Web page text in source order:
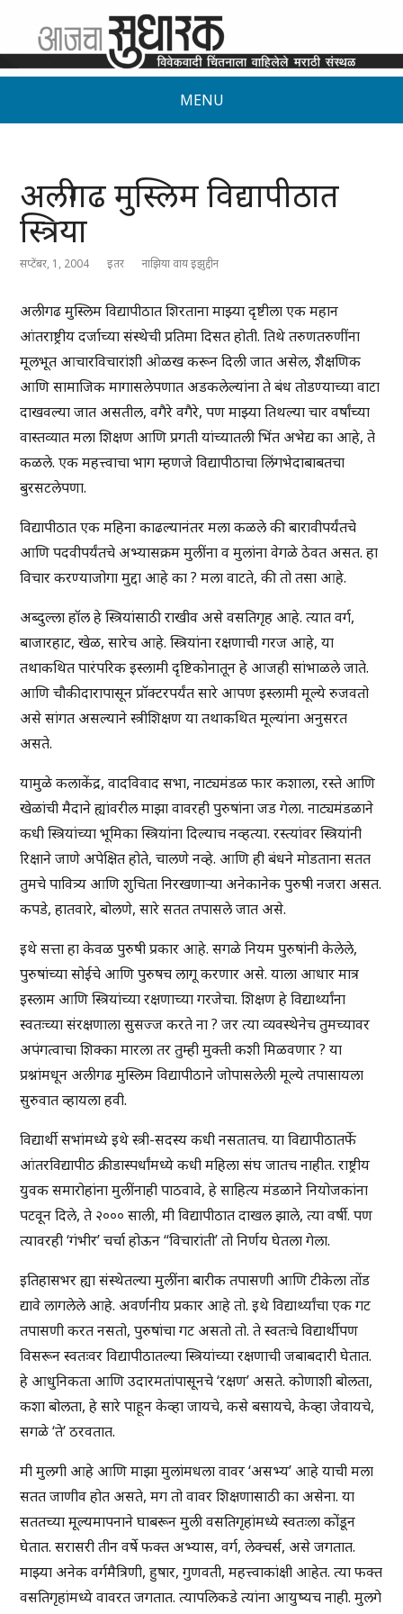
MENU
अलीगढ मुस्लिम विद्यापीठात
स्त्रिया
सप्टेंबर, 1, 2004 इतर नाझिया वाय इझुद्दीन
अलीगढ मुस्लिम विद्यापीठात शिरताना माझ्या दृष्टीला एक महान
आंतराष्ट्रीय दर्जाच्या संस्थेची प्रतिमा दिसत होती. तिथे तरुणतरुणींना
मूलभूत आचारविचारांशी ओळख करून दिली जात असेल, शैक्षणिक
आणि सामाजिक मागासलेपणात अडकलेल्यांना ते बंध तोडण्याच्या वाटा
दाखवल्या जात असतील, वगैरे वगैरे, पण माझ्या तिथल्या चार वर्षांच्या
वास्तव्यात मला शिक्षण आणि प्रगती यांच्यातली भिंत अभेद्य का आहे, ते
कळले. एक महत्त्वाचा भाग म्हणजे विद्यापीठाचा लिंगभेदाबाबतचा
बुरसटलेपणा.
विद्यापीठात एक महिना काढल्यानंतर मला कळले की बारावीपर्यंतचे
आणि पदवीपर्यंतचे अभ्यासक्रम मुलींना व मुलांना वेगळे ठेवत असत. हा
विचार करण्याजोगा मुद्दा आहे का ? मला वाटते, की तो तसा आहे.
अब्दुल्ला हॉल हे स्त्रियांसाठी राखीव असे वसतिगृह आहे. त्यात वर्ग,
बाजारहाट, खेळ, सारेच आहे. स्त्रियांना रक्षणाची गरज आहे, या
तथाकथित पारंपरिक इस्लामी दृष्टिकोनातून हे आजही सांभाळले जाते.
आणि चौकीदारापासून प्रॉक्टरपर्यंत सारे आपण इस्लामी मूल्ये रुजवतो
असे सांगत असल्याने स्त्रीशिक्षण या तथाकथित मूल्यांना अनुसरत
असते.
यामुळे कलाकेंद्र, वादविवाद सभा, नाट्यमंडळ फार कशाला, रस्ते आणि
खेळांची मैदाने ह्यांवरील माझा वावरही पुरुषांना जड गेला. नाट्यमंडळाने
कधी स्त्रियांच्या भूमिका स्त्रियांना दिल्याच नव्हत्या. रस्त्यांवर स्त्रियांनी
रिक्षाने जाणे अपेक्षित होते, चालणे नव्हे. आणि ही बंधने मोडताना सतत
तुमचे पावित्र्य आणि शुचिता निरखणाऱ्या अनेकानेक पुरुषी नजरा असत.
कपडे, हातवारे, बोलणे, सारे सतत तपासले जात असे.
इथे सत्ता हा केवळ पुरुषी प्रकार आहे. सगळे नियम पुरुषांनी केलेले,
पुरुषांच्या सोईचे आणि पुरुषच लागू करणार असे. याला आधार मात्र
इस्लाम आणि स्त्रियांच्या रक्षणाच्या गरजेचा. शिक्षण हे विद्यार्थ्यांना
स्वतःच्या संरक्षणाला सुसज्ज करते ना ? जर त्या व्यवस्थेनेच तुमच्यावर
अपंगत्वाचा शिक्का मारला तर तुम्ही मुक्ती कशी मिळवणार ? या
प्रश्नांमधून अलीगढ मुस्लिम विद्यापीठाने जोपासलेली मूल्ये तपासायला
सुरुवात व्हायला हवी.
विद्यार्थी सभांमध्ये इथे स्त्री-सदस्य कधी नसतातच. या विद्यापीठातर्फे
आंतरविद्यापीठ क्रीडास्पर्धांमध्ये कधी महिला संघ जातच नाहीत. राष्ट्रीय
युवक समारोहांना मुलींनाही पाठवावे, हे साहित्य मंडळाने नियोजकांना
पटवून दिले, ते २००० साली, मी विद्यापीठात दाखल झाले, त्या वर्षी. पण
त्यावरही ‘गंभीर’ चर्चा होऊन “विचारांती’ तो निर्णय घेतला गेला.
इतिहासभर ह्या संस्थेतल्या मुलींना बारीक तपासणी आणि टीकेला तोंड
द्यावे लागलेले आहे. अवर्णनीय प्रकार आहे तो. इथे विद्यार्थ्यांचा एक गट
तपासणी करत नसतो, पुरुषांचा गट असतो तो. ते स्वतःचे विद्यार्थीपण
विसरून स्वतःवर विद्यापीठातल्या स्त्रियांच्या रक्षणाची जबाबदारी घेतात.
हे आधुनिकता आणि उदारमतांपासूनचे ‘रक्षण’ असते. कोणाशी बोलता,
कशा बोलता, हे सारे पाहून केव्हा जायचे, कसे बसायचे, केव्हा जेवायचे,
सगळे ‘ते’ ठरवतात.
मी मुलगी आहे आणि माझा मुलांमधला वावर ‘असभ्य’ आहे याची मला
सतत जाणीव होत असते, मग तो वावर शिक्षणासाठी का असेना. या
सततच्या मूल्यमापनाने घाबरून मुली वसतिगृहांमध्ये स्वतःला कोंडून
घेतात. सरासरी तीन वर्षे फक्त अभ्यास, वर्ग, लेक्चर्स, असे जगतात.
माझ्या अनेक वर्गमैत्रिणी, हुषार, गुणवती, महत्त्वाकांक्षी आहेत. त्या फक्त
वसतिगृहांमध्ये वावरत जगतात. त्यापलिकडे त्यांना आयुष्यच नाही. मुलगे